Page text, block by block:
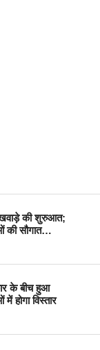
की शुरुआत;
की सौगात…
के बीच हुआ
होगा विस्तार